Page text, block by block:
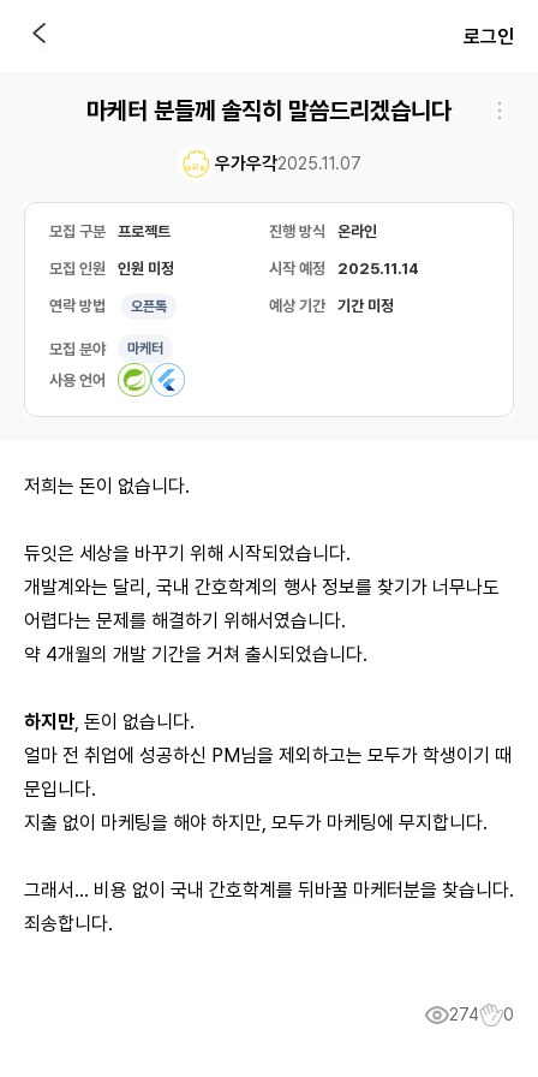
로그인
마케터 분들께 솔직히 말씀드리겠습니다
우가우각2025.11.07
모집 구분 프로젝트 진행 방식 온라인
모집 인원 인원 미정 시작 예정 2025.11.14
연락 방법 오픈톡 예상 기간 기간 미정
모집 분야 마케터
사용 언어
저희는 돈이 없습니다.
듀잇은 세상을 바꾸기 위해 시작되었습니다.
개발계와는 달리, 국내 간호학계의 행사 정보를 찾기가 너무나도
어렵다는 문제를 해결하기 위해서였습니다.
약 4개월의 개발 기간을 거쳐 출시되었습니다.
하지만, 돈이 없습니다.
얼마 전 취업에 성공하신 PM님을 제외하고는 모두가 학생이기 때
문입니다.
지출 없이 마케팅을 해야 하지만, 모두가 마케팅에 무지합니다.
그래서… 비용 없이 국내 간호학계를 뒤바꿀 마케터분을 찾습니다.
죄송합니다.
274 0